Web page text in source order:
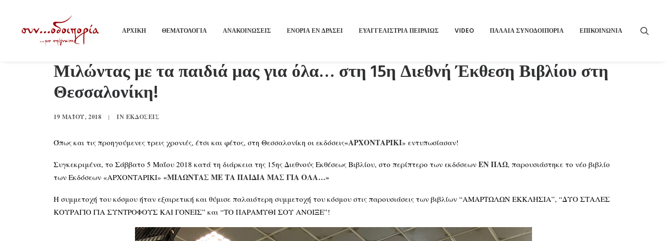
ΑΡΧΙΚΗ ΘΕΜΑΤΟΛΟΓΙΑ ΑΝΑΚΟΙΝΩΣΕΙΣ ΕΝΟΡΙΑ ΕΝ ΔΡΑΣΕΙ ΕΥΑΓΓΕΛΙΣΤΡΙΑ ΠΕΙΡΑΙΏΣ VIDEO ΠΑΛΑΙΑ ΣΥΝΟΔΟΙΠΟΡΙΑ ΕΠΙΚΟΙΝΩΝΙΑ
Μιλώντας με τα παιδιά μας για όλα… στη 15η Διεθνή Έκθεση Βιβλίου στη
Θεσσαλονίκη!
19 ΜΑΪ́ΟΥ, 2018 | IN ΕΚΔΌΣΕΙΣ
Όπως και τις προηγούμενες τρεις χρονιές, έτσι και φέτος, στη Θεσσαλονίκη οι εκδόσεις«ΑΡΧΟΝΤΑΡΙΚΙ» εντυπωσίασαν!
Συγκεκριμένα, το Σάββατο 5 Μαΐου 2018 κατά τη διάρκεια της 15ης Διεθνούς Εκθέσεως Βιβλίου, στο περίπτερο των εκδόσεων ΕΝ ΠΛΩ, παρουσιάστηκε το νέο βιβλίο
των Εκδόσεων «ΑΡΧΟΝΤΑΡΙΚΙ» «ΜΙΛΩΝΤΑΣ ΜΕ ΤΑ ΠΑΙΔΙΑ ΜΑΣ ΓΙΑ ΟΛΑ…»
Η συμμετοχή του κόσμου ήταν εξαιρετική και θύμισε παλαιότερη συμμετοχή του κόσμου στις παρουσιάσεις των βιβλίων “ΑΜΑΡΤΩΛΩΝ ΕΚΚΛΗΣΙΑ”, “ΔΥΟ ΣΤΑΛΕΣ
ΚΟΥΡΑΓΙΟ ΓΙΑ ΣΥΝΤΡΟΦΟΥΣ ΚΑΙ ΓΟΝΕΙΣ” και “ΤΟ ΠΑΡΑΜΥΘΙ ΣΟΥ ΑΝΟΙΞΕ”!